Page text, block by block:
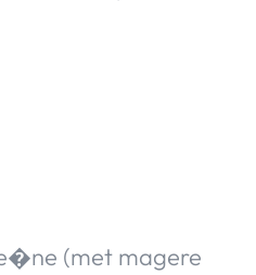
(met magere